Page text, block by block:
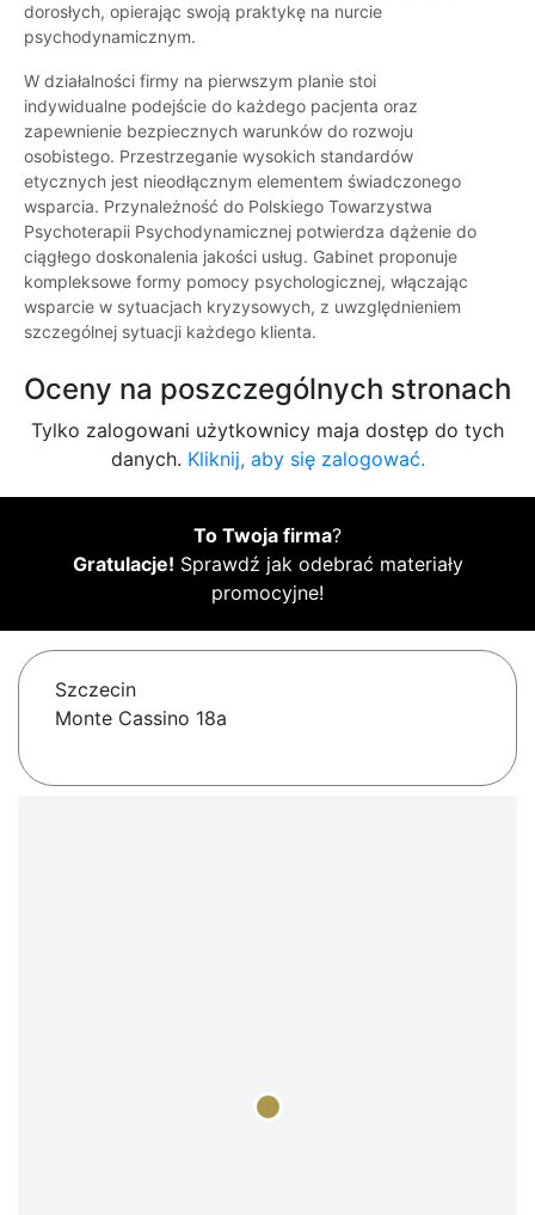
dorosłych, opierając swoją praktykę na nurcie
psychodynamicznym.
W działalności firmy na pierwszym planie stoi
indywidualne podejście do każdego pacjenta oraz
zapewnienie bezpiecznych warunków do rozwoju
osobistego. Przestrzeganie wysokich standardów
etycznych jest nieodłącznym elementem świadczonego
wsparcia. Przynależność do Polskiego Towarzystwa
Psychoterapii Psychodynamicznej potwierdza dążenie do
ciągłego doskonalenia jakości usług. Gabinet proponuje
kompleksowe formy pomocy psychologicznej, włączając
wsparcie w sytuacjach kryzysowych, z uwzględnieniem
szczególnej sytuacji każdego klienta.
Oceny na poszczególnych stronach
Tylko zalogowani użytkownicy maja dostęp do tych
danych. Kliknij, aby się zalogować.
To Twoja firma?
Gratulacje! Sprawdź jak odebrać materiały
promocyjne!
Szczecin
Monte Cassino 18a